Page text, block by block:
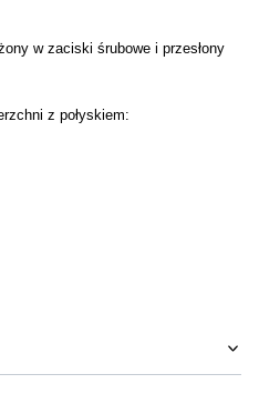
w zaciski śrubowe i przesłony
z połyskiem: